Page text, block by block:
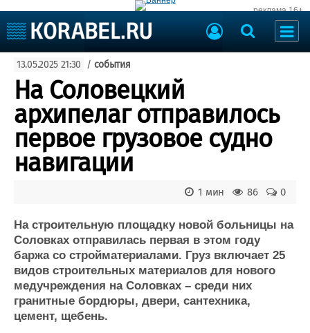
реклама 16+
Судоходство
Судоремонт
События
Порты
Рыболовство
ВМФ
Образование
Яхты и катера
Еще
Пульс
Новости
Компании
Репутация
Работа
Крюинг
Журнал
Доска объявлений
Продажа флота
Оборудование
Изделия
Материалы
Услуги
13.05.2025 21:30 / события
На Соловецкий
архипелаг отправилось
первое грузовое судно
навигации
0
86
1 мин
На строительную площадку новой больницы на
Соловках отправилась первая в этом году
баржа со стройматериалами. Груз включает 25
видов строительных материалов для нового
медучреждения на Соловках – среди них
гранитные бордюры, двери, сантехника,
цемент, щебень.